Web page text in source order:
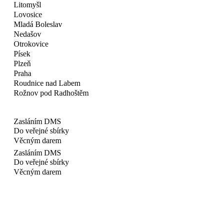
Litomyšl
Lovosice
Mladá Boleslav
Nedašov
Otrokovice
Písek
Plzeň
Praha
Roudnice nad Labem
Rožnov pod Radhoštěm
Zasláním DMS
Do veřejné sbírky
Věcným darem
Zasláním DMS
Do veřejné sbírky
Věcným darem